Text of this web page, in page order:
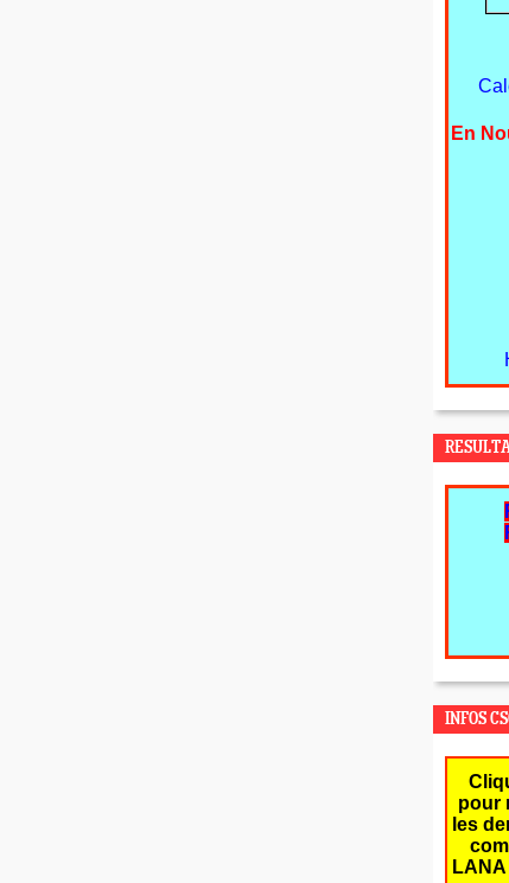
En
INFOS
pour
les